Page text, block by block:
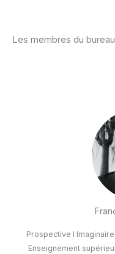
Les membres du
Prospective I
Enseignement